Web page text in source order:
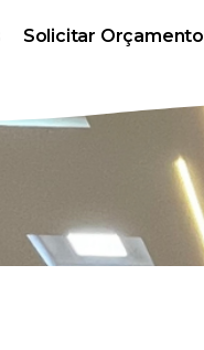
Solicitar Orçamento